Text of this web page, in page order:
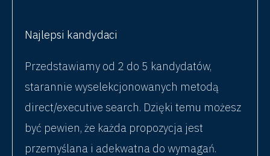
Najlepsi kandydaci
Przedstawiamy od 2 do 5 kandydatów,
starannie wyselekcjonowanych metodą
direct/executive search. Dzięki temu możesz
być pewien, że każda propozycja jest
przemyślana i adekwatna do wymagań.